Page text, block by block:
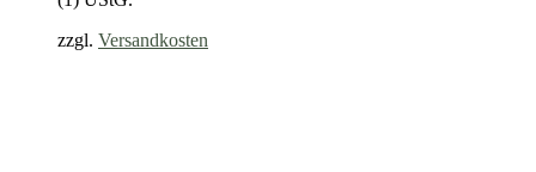
zzgl. Versandkosten